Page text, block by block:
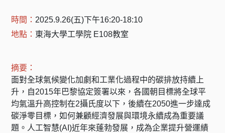
時間： 2025.9.26(五)下午16:20-18:10
地點： 東海大學工學院 E108教室
摘要：
面對全球氣候變化加劇和工業化過程中的碳排放持續上
升，自2015年巴黎協定簽署以來，各國朝目標將全球平
均氣溫升高控制在2攝氏度以下，後續在2050進一步達成
碳淨零目標，如何兼顧經濟發展與環境永續成為重要議
題。人工智慧(AI)近年來蓬勃發展，成為企業提升營運績